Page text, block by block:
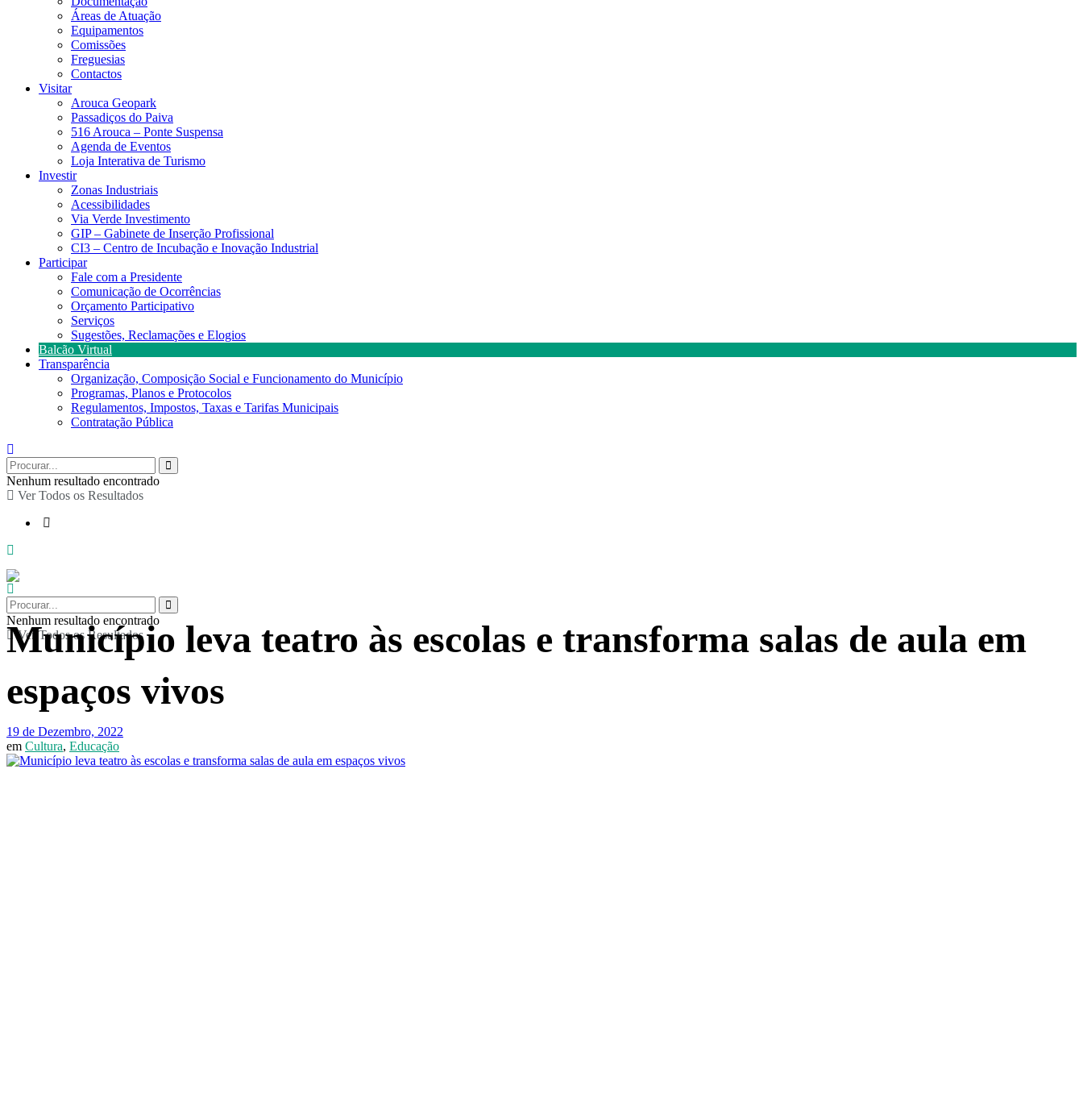
Áreas de Atuação
Equipamentos
Comissões
Freguesias
Contactos
Visitar
Arouca Geopark
Passadiços do Paiva
516 Arouca – Ponte Suspensa
Agenda de Eventos
Loja Interativa de Turismo
Investir
Zonas Industriais
Acessibilidades
Via Verde Investimento
GIP – Gabinete de Inserção Profissional
CI3 – Centro de Incubação e Inovação Industrial
Participar
Fale com a Presidente
Comunicação de Ocorrências
Orçamento Participativo
Serviços
Sugestões, Reclamações e Elogios
Balcão Virtual
Transparência
Organização, Composição Social e Funcionamento do Município
Programas, Planos e Protocolos
Regulamentos, Impostos, Taxas e Tarifas Municipais
Contratação Pública
Nenhum resultado encontrado
Ver Todos os Resultados
Nenhum resultado encontrado
Ver Todos os Resultados
Município leva teatro às escolas e transforma salas de aula em
espaços vivos
19 de Dezembro, 2022
em Cultura, Educação